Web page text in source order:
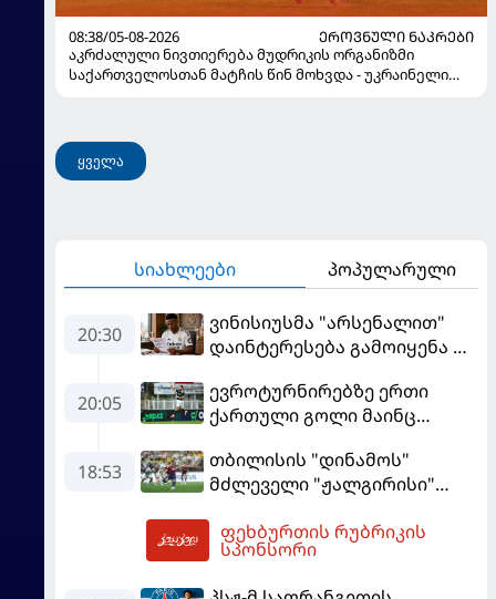
08:38/05-08-2026
ᲔᲠᲝᲕᲜᲣᲚᲘ ᲜᲐᲙᲠᲔᲑᲘ
აკრძალული ნივთიერება მუდრიკის ორგანიზმი
საქართველოსთან მატჩის წინ მოხვდა - უკრაინელი
ყველა
სიახლეები პოპულარული
20:30
ვინისიუსმა "არსენალით"
დაინტერესება გამოიყენა და
მომგებიანად გააგრძელა
20:05
ევროტურნირებზე ერთი
ქართული გოლი მაინც
18:53
თბილისის "დინამოს"
მძლეველი "ჟალგირისი"
განადგურდა
ფეხბურთის რუბრიკის
სპონსორი